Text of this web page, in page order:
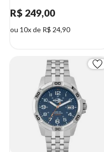
R$ 249,00
ou 10x de R$ 24,90